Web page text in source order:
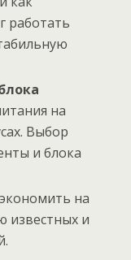
работать
на
Выбор
и блока
на
известных и